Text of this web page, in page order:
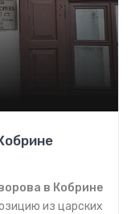
в Кобрине
из царских